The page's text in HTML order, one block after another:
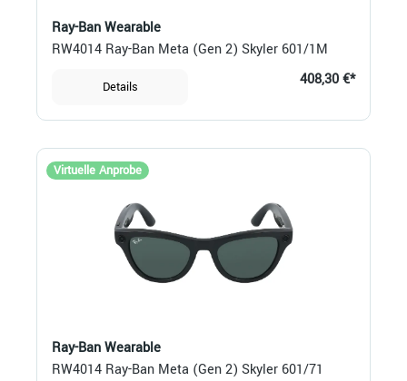
Ray-Ban Wearable
RW4014 Ray-Ban Meta (Gen 2) Skyler 601/1M
Details 408,30 €*
Virtuelle Anprobe
Ray-Ban Wearable
RW4014 Ray-Ban Meta (Gen 2) Skyler 601/71